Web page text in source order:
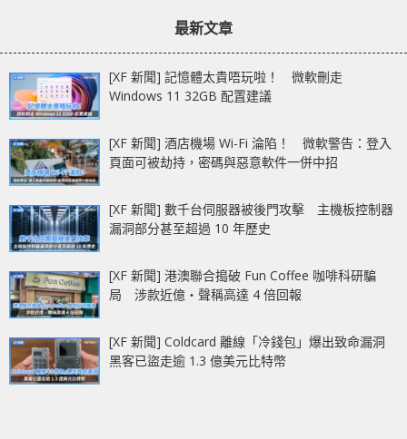
最新文章
[XF 新聞] 記憶體太貴唔玩啦！ 微軟刪走
Windows 11 32GB 配置建議
[XF 新聞] 酒店機場 Wi-Fi 淪陷！ 微軟警告：登入
頁面可被劫持，密碼與惡意軟件一併中招
[XF 新聞] 數千台伺服器被後門攻擊 主機板控制器
漏洞部分甚至超過 10 年歷史
[XF 新聞] 港澳聯合搗破 Fun Coffee 咖啡科研騙
局 涉款近億‧聲稱高達 4 倍回報
[XF 新聞] Coldcard 離線「冷錢包」爆出致命漏洞
黑客已盜走逾 1.3 億美元比特幣